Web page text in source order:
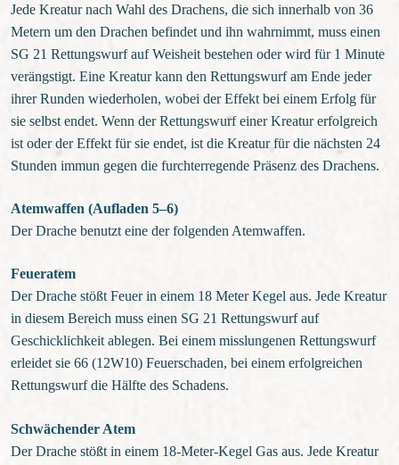
Jede Kreatur nach Wahl des Drachens, die sich innerhalb von 36
Metern um den Drachen befindet und ihn wahrnimmt, muss einen
SG 21 Rettungswurf auf Weisheit bestehen oder wird für 1 Minute
verängstigt. Eine Kreatur kann den Rettungswurf am Ende jeder
ihrer Runden wiederholen, wobei der Effekt bei einem Erfolg für
sie selbst endet. Wenn der Rettungswurf einer Kreatur erfolgreich
ist oder der Effekt für sie endet, ist die Kreatur für die nächsten 24
Stunden immun gegen die furchterregende Präsenz des Drachens.
Atemwaffen (Aufladen 5–6)
Der Drache benutzt eine der folgenden Atemwaffen.
Feueratem
Der Drache stößt Feuer in einem 18 Meter Kegel aus. Jede Kreatur
in diesem Bereich muss einen SG 21 Rettungswurf auf
Geschicklichkeit ablegen. Bei einem misslungenen Rettungswurf
erleidet sie 66 (12W10) Feuerschaden, bei einem erfolgreichen
Rettungswurf die Hälfte des Schadens.
Schwächender Atem
Der Drache stößt in einem 18-Meter-Kegel Gas aus. Jede Kreatur